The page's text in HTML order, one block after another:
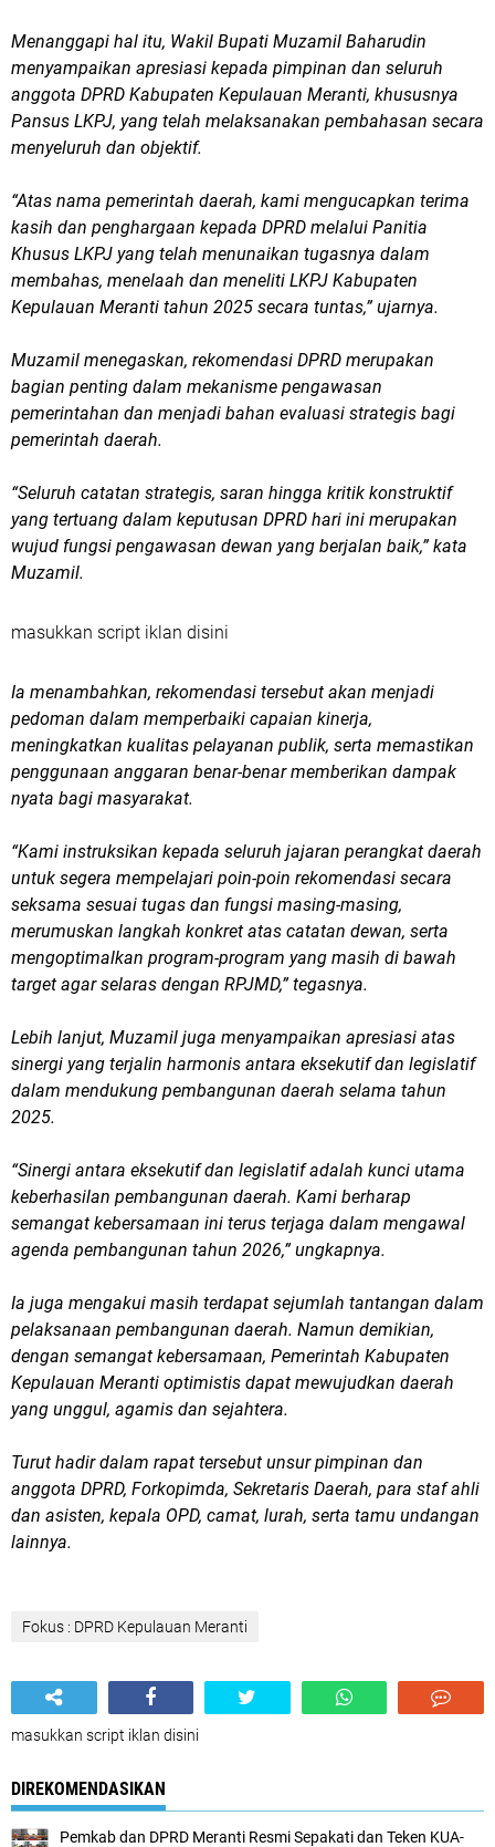
Menanggapi hal itu, Wakil Bupati Muzamil Baharudin
menyampaikan apresiasi kepada pimpinan dan seluruh
anggota DPRD Kabupaten Kepulauan Meranti, khususnya
Pansus LKPJ, yang telah melaksanakan pembahasan secara
menyeluruh dan objektif.
“Atas nama pemerintah daerah, kami mengucapkan terima
kasih dan penghargaan kepada DPRD melalui Panitia
Khusus LKPJ yang telah menunaikan tugasnya dalam
membahas, menelaah dan meneliti LKPJ Kabupaten
Kepulauan Meranti tahun 2025 secara tuntas,” ujarnya.
Muzamil menegaskan, rekomendasi DPRD merupakan
bagian penting dalam mekanisme pengawasan
pemerintahan dan menjadi bahan evaluasi strategis bagi
pemerintah daerah.
“Seluruh catatan strategis, saran hingga kritik konstruktif
yang tertuang dalam keputusan DPRD hari ini merupakan
wujud fungsi pengawasan dewan yang berjalan baik,” kata
Muzamil.
masukkan script iklan disini
Ia menambahkan, rekomendasi tersebut akan menjadi
pedoman dalam memperbaiki capaian kinerja,
meningkatkan kualitas pelayanan publik, serta memastikan
penggunaan anggaran benar-benar memberikan dampak
nyata bagi masyarakat.
“Kami instruksikan kepada seluruh jajaran perangkat daerah
untuk segera mempelajari poin-poin rekomendasi secara
seksama sesuai tugas dan fungsi masing-masing,
merumuskan langkah konkret atas catatan dewan, serta
mengoptimalkan program-program yang masih di bawah
target agar selaras dengan RPJMD,” tegasnya.
Lebih lanjut, Muzamil juga menyampaikan apresiasi atas
sinergi yang terjalin harmonis antara eksekutif dan legislatif
dalam mendukung pembangunan daerah selama tahun
2025.
“Sinergi antara eksekutif dan legislatif adalah kunci utama
keberhasilan pembangunan daerah. Kami berharap
semangat kebersamaan ini terus terjaga dalam mengawal
agenda pembangunan tahun 2026,” ungkapnya.
Ia juga mengakui masih terdapat sejumlah tantangan dalam
pelaksanaan pembangunan daerah. Namun demikian,
dengan semangat kebersamaan, Pemerintah Kabupaten
Kepulauan Meranti optimistis dapat mewujudkan daerah
yang unggul, agamis dan sejahtera.
Turut hadir dalam rapat tersebut unsur pimpinan dan
anggota DPRD, Forkopimda, Sekretaris Daerah, para staf ahli
dan asisten, kepala OPD, camat, lurah, serta tamu undangan
lainnya.
Fokus : DPRD Kepulauan Meranti
masukkan script iklan disini
DIREKOMENDASIKAN
Pemkab dan DPRD Meranti Resmi Sepakati dan Teken KUA-